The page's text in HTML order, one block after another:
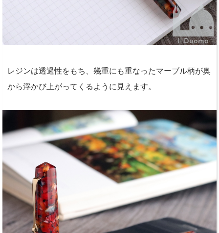
レジンは透過性をもち、幾重にも重なったマーブル柄が奥
から浮かび上がってくるように見えます。